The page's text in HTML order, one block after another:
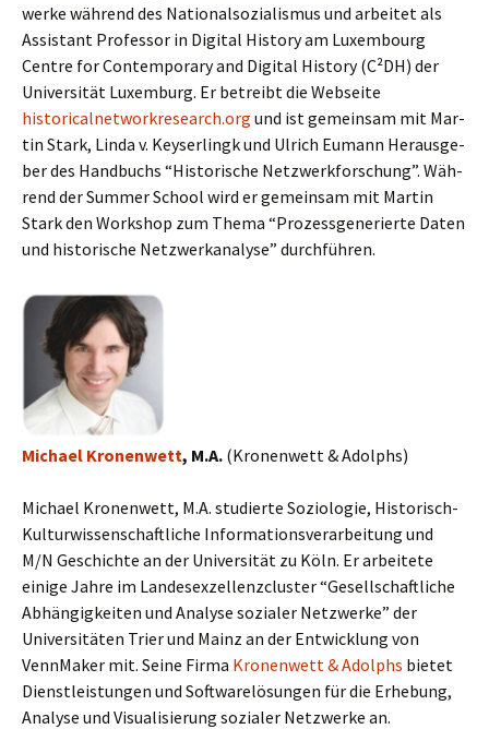
wer­ke wäh­rend des Na­tio­nal­so­zia­lis­mus und ar­bei­tet als
Assistant Professor in Digital History am Luxembourg
Centre for Contemporary and Digital History (C²DH) der
Universität Luxemburg. Er be­treibt die Web­sei­te
historicalnetworkresearch.org und ist ge­mein­sam mit Mar­
tin Stark, Linda v. Key­ser­lingk und Ul­rich Eu­mann Her­aus­ge­
ber des Hand­buchs “His­to­ri­sche Netz­werk­for­schung”. Wäh­
rend der Sum­mer School wird er ge­mein­sam mit Mar­tin
Stark den Work­shop zum Thema “Prozessgenerierte Daten
und historische Netzwerkanalyse” durch­füh­ren.
Michael Kronenwett, M.A. (Kronenwett & Adolphs)
Michael Kronenwett, M.A. studierte Soziologie, Historisch-
Kulturwissenschaftliche Informationsverarbeitung und
M/N Geschichte an der Universität zu Köln. Er arbeitete
einige Jahre im Landesexzellenzcluster “Gesellschaftliche
Abhängigkeiten und Analyse sozialer Netzwerke” der
Universitäten Trier und Mainz an der Entwicklung von
VennMaker mit. Seine Firma Kronenwett & Adolphs bietet
Dienstleistungen und Softwarelösungen für die Erhebung,
Analyse und Visualisierung sozialer Netzwerke an.